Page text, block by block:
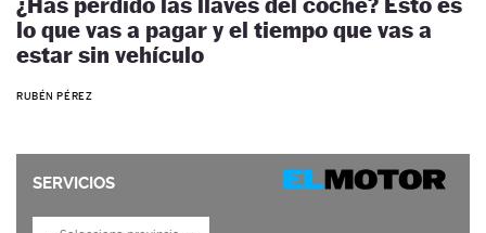
lo que vas a pagar y el tiempo que vas a
estar sin vehículo
RUBÉN PÉREZ